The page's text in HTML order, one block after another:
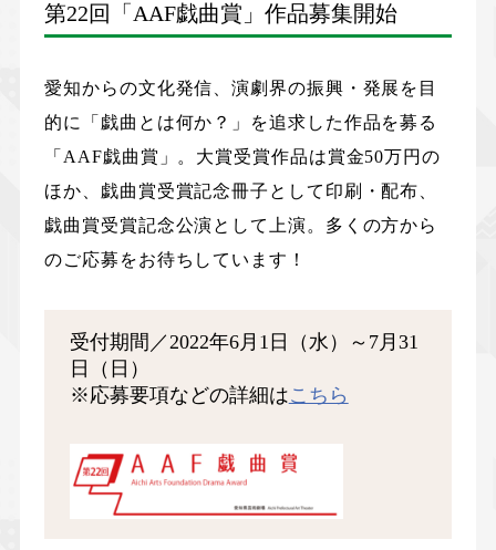
第22回「AAF戯曲賞」作品募集開始
愛知からの文化発信、演劇界の振興・発展を目
的に「戯曲とは何か？」を追求した作品を募る
「AAF戯曲賞」。大賞受賞作品は賞金50万円の
ほか、戯曲賞受賞記念冊子として印刷・配布、
戯曲賞受賞記念公演として上演。多くの方から
のご応募をお待ちしています！
受付期間／2022年6月1日（水）～7月31
日（日）
※応募要項などの詳細はこちら